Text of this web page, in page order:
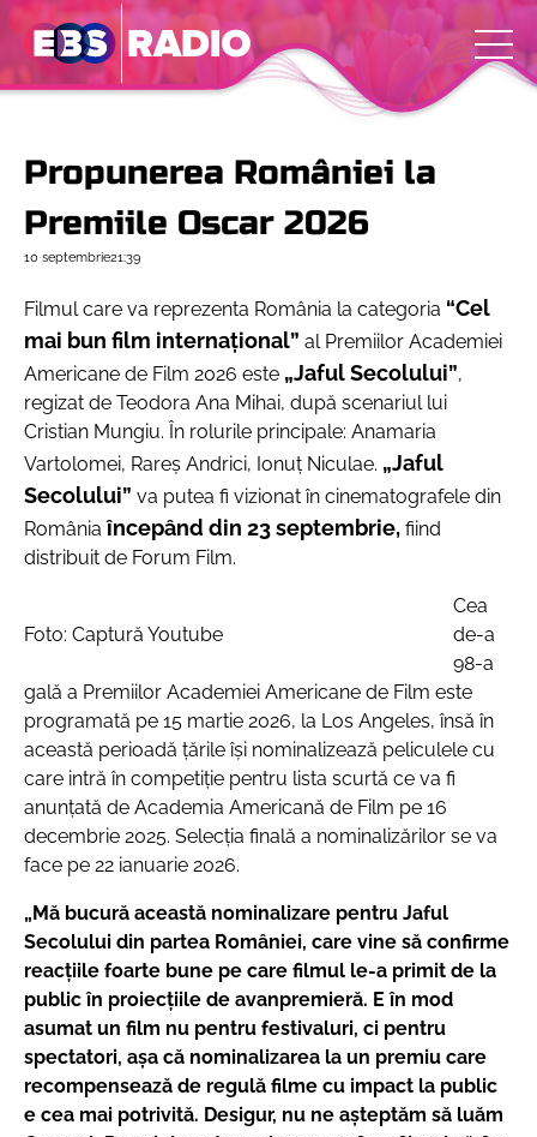
Propunerea României la
Premiile Oscar 2026
10 septembrie21:39
Filmul care va reprezenta România la categoria “Cel
mai bun film internaţional” al Premiilor Academiei
Americane de Film 2026 este „Jaful Secolului”,
regizat de Teodora Ana Mihai, după scenariul lui
Cristian Mungiu. În rolurile principale: Anamaria
Vartolomei, Rareş Andrici, Ionuţ Niculae. „Jaful
Secolului” va putea fi vizionat în cinematografele din
Româniaîncepând din 23 septembrie, fiind
distribuit de Forum Film.
Foto: Captură Youtube
Cea
de-a
98-a
gală a Premiilor Academiei Americane de Film este
programată pe 15 martie 2026, la Los Angeles, însă în
această perioadă ţările îşi nominalizează peliculele cu
care intră în competiţie pentru lista scurtă ce va fi
anunţată de Academia Americană de Film pe 16
decembrie 2025. Selecţia finală a nominalizărilor se va
face pe 22 ianuarie 2026.
„Mă bucură această nominalizare pentru Jaful
Secolului din partea României, care vine să confirme
reacţiile foarte bune pe care filmul le-a primit de la
public în proiecţiile de avanpremieră. E în mod
asumat un film nu pentru festivaluri, ci pentru
spectatori, aşa că nominalizarea la un premiu care
recompensează de regulă filme cu impact la public
e cea mai potrivită. Desigur, nu ne aşteptăm să luăm